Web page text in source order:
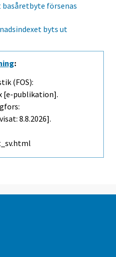
basåretbyte försenas
byts ut
:
(FOS):
[e-publikation].
8.8.2026].